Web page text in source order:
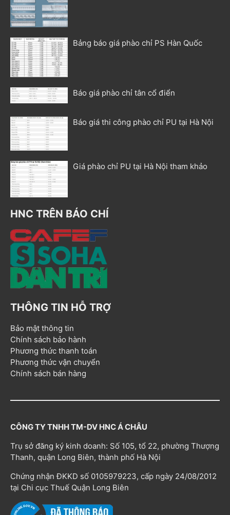
Bảng báo giá phào chỉ PS Hàn Quốc
Báo giá phào chỉ tân cổ điển
Báo giá thi công phào chỉ PU tại Hà Nội
Giá phào chỉ PU tại Hà Nội tham khảo
HNC TRÊN BÁO CHÍ
THÔNG TIN HỖ TRỢ
Bảo mật thông tin
Chính sách bảo hành
Phương thức thanh toán
Phương thức vận chuyển
Chính sách bán hàng
CÔNG TY TNHH TM-DV HNC Á CHÂU
Trụ sở đăng ký kinh doanh: Số 105, tổ 22, phường Thượng
Thanh, quận Long Biên, thành phố Hà Nội
Chứng nhận ĐKKD số 0105979223, cấp ngày 24/08/2012
tại Chi cục Thuế Quận Long Biên